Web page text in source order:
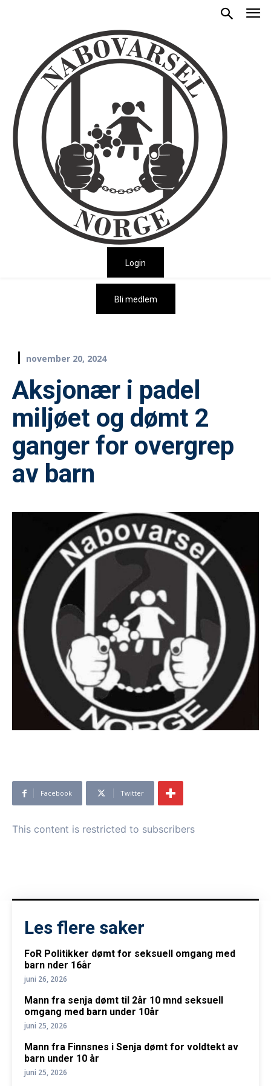
Login
Bli medlem
november 20, 2024
Aksjonær i padel
miljøet og dømt 2
ganger for overgrep
av barn
Facebook Twitter
This content is restricted to subscribers
Les flere saker
FoR Politikker dømt for seksuell omgang med
barn nder 16år
juni 26, 2026
Mann fra senja dømt til 2år 10 mnd seksuell
omgang med barn under 10år
juni 25, 2026
Mann fra Finnsnes i Senja dømt for voldtekt av
barn under 10 år
juni 25, 2026